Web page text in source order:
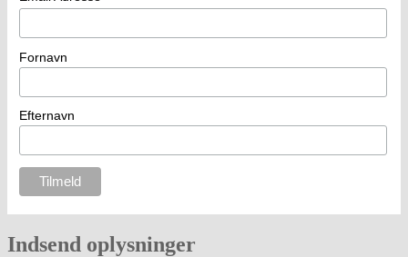
Fornavn
Efternavn
Indsend oplysninger